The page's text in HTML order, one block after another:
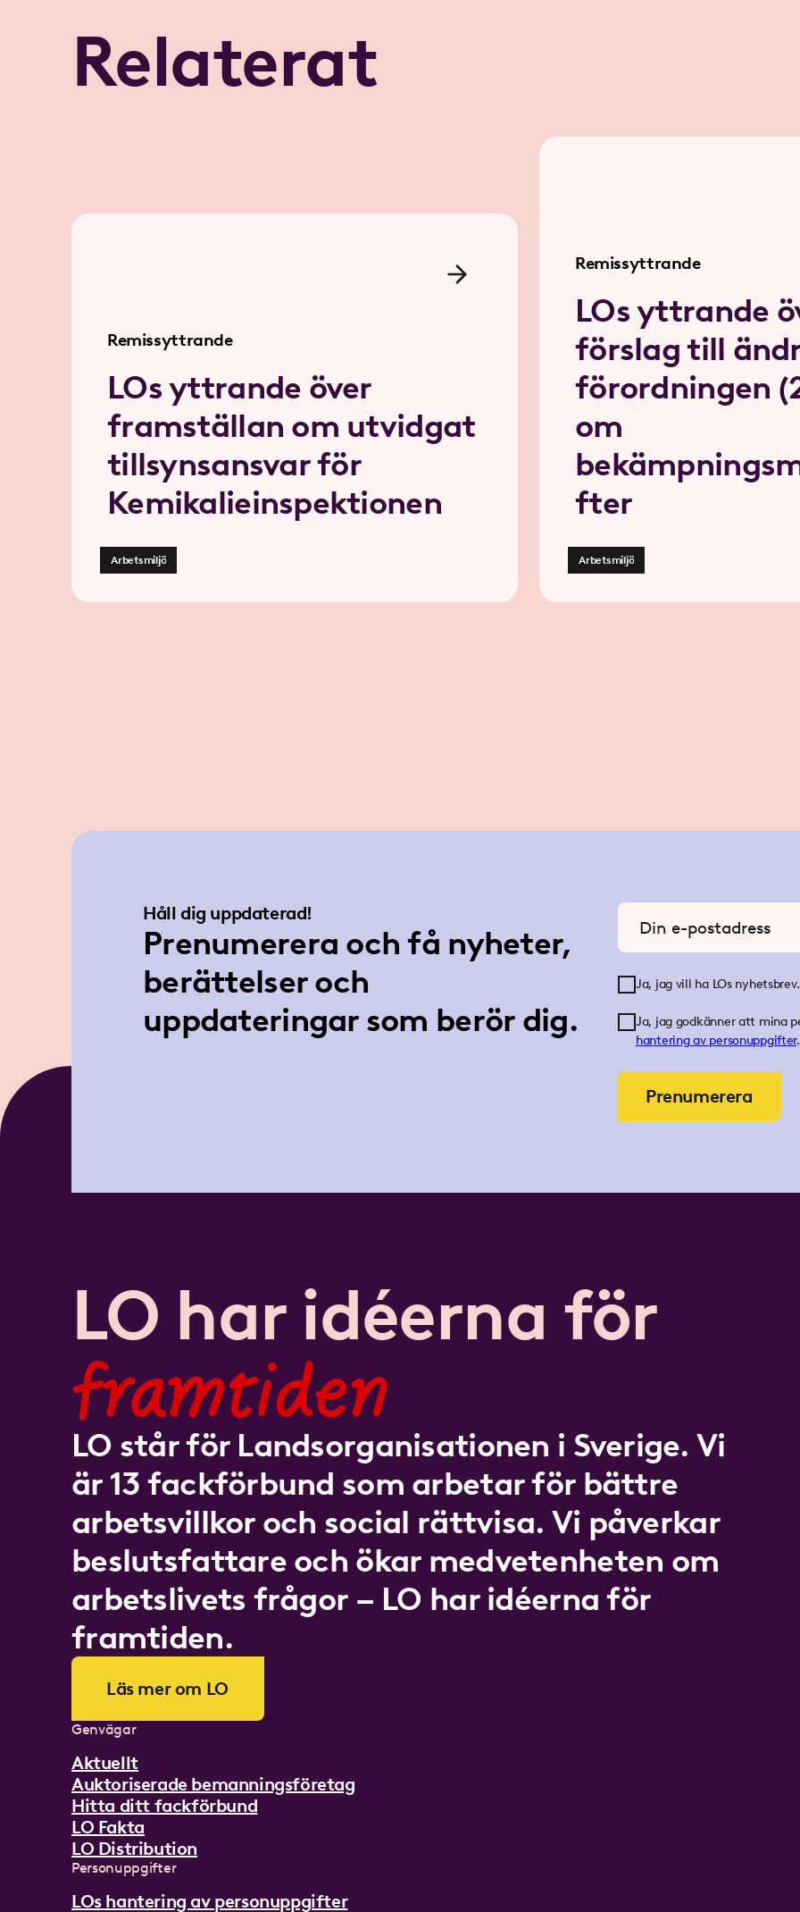
Relaterat
Remissyttrande
LOs yttrande över
framställan om utvidgat
tillsynsansvar för
Kemikalieinspektionen
Arbetsmiljö
Remissyttrande
LOs yttrande
förslag till
förordningen
om
fter
Arbetsmiljö
Håll dig uppdaterad!
Prenumerera och få nyheter,
berättelser och
uppdateringar som berör dig.
Ange din e-postadress
Ja, jag vill ha LOs nyhetsbrev.
Ja, jag godkänner att mina
hantering av personuppgifter.
Prenumerera
LO har idéerna för
framtiden
LO står för Landsorganisationen i Sverige. Vi
är 13 fackförbund som arbetar för bättre
arbetsvillkor och social rättvisa. Vi påverkar
beslutsfattare och ökar medvetenheten om
arbetslivets frågor – LO har idéerna för
framtiden.
Läs mer om LO
Genvägar
Aktuellt
Auktoriserade bemanningsföretag
Hitta ditt fackförbund
LO Fakta
LO Distribution
Personuppgifter
LOs hantering av personuppgifter